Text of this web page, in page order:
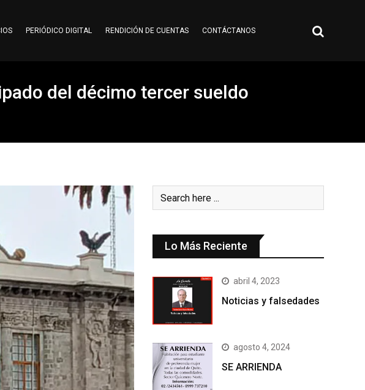
PERIÓDICO DIGITAL RENDICIÓN DE CUENTAS CONTÁCTANOS
del décimo tercer sueldo
Lo Más Reciente
abril 4, 2023
Noticias y falsedades
agosto 4, 2024
SE ARRIENDA